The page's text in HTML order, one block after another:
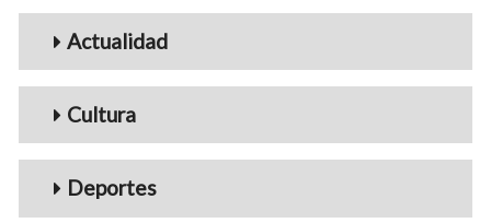
Menu_Videos
Actualidad
Cultura
Deportes